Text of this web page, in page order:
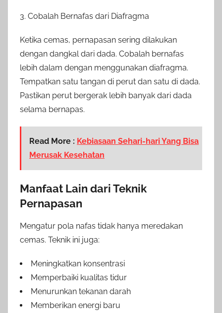
3. Cobalah Bernafas dari Diafragma
Ketika cemas, pernapasan sering dilakukan
dengan dangkal dari dada. Cobalah bernafas
lebih dalam dengan menggunakan diafragma.
Tempatkan satu tangan di perut dan satu di dada.
Pastikan perut bergerak lebih banyak dari dada
selama bernapas.
Read More : Kebiasaan Sehari-hari Yang Bisa
Merusak Kesehatan
Manfaat Lain dari Teknik
Pernapasan
Mengatur pola nafas tidak hanya meredakan
cemas. Teknik ini juga:
Meningkatkan konsentrasi
Memperbaiki kualitas tidur
Menurunkan tekanan darah
Memberikan energi baru